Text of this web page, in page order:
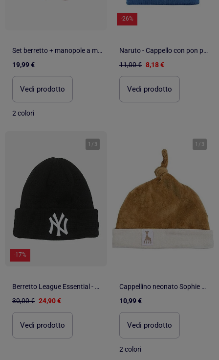
Set berretto + manopole a maglia
19,99 €
Vedi prodotto
2 colori
-26%
Naruto - Cappello con pon pon
11,00 € 8,18 €
Vedi prodotto
1 / 3
-17%
Berretto League Essential - New Era
30,00 € 24,90 €
Vedi prodotto
1 / 3
Cappellino neonato Sophie La Girafe®
10,99 €
Vedi prodotto
2 colori